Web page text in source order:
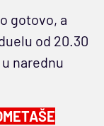
gotovo, a
od 20.30
narednu